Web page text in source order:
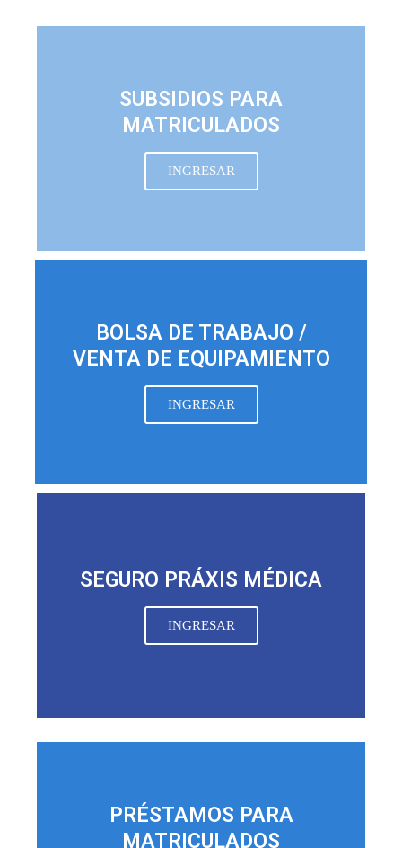
SUBSIDIOS PARA
MATRICULADOS
INGRESAR
BOLSA DE TRABAJO /
VENTA DE EQUIPAMIENTO
INGRESAR
SEGURO PRÁXIS MÉDICA
INGRESAR
PRÉSTAMOS PARA
MATRICULADOS